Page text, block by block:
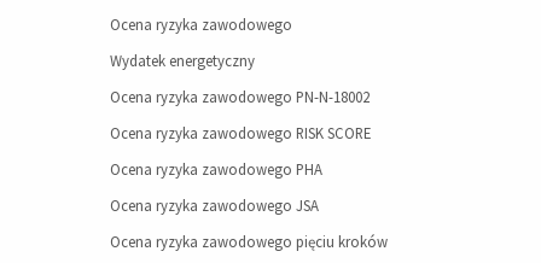
Ocena ryzyka zawodowego
Wydatek energetyczny
Ocena ryzyka zawodowego PN-N-18002
Ocena ryzyka zawodowego RISK SCORE
Ocena ryzyka zawodowego PHA
Ocena ryzyka zawodowego JSA
Ocena ryzyka zawodowego pięciu kroków